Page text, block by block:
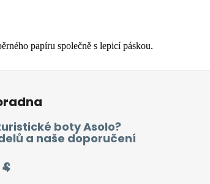
papíru společně s lepicí páskou.
boty Asolo?
a naše doporučení